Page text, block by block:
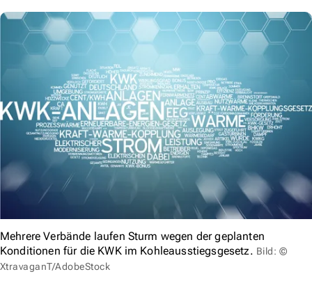
Mehrere Verbände laufen Sturm wegen der geplanten
Konditionen für die KWK im Kohleausstiegsgesetz. Bild: ©
XtravaganT/AdobeStock